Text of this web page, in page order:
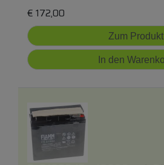
€ 172,00
Zum Produkt
In den